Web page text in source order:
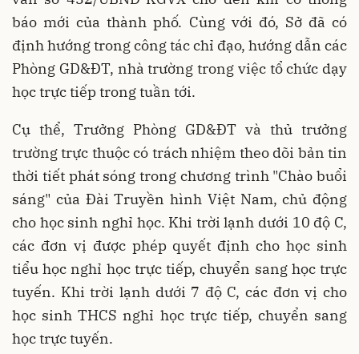
báo mới của thành phố. Cùng với đó, Sở đã có
định hướng trong công tác chỉ đạo, hướng dẫn các
Phòng GD&ĐT, nhà trường trong việc tổ chức dạy
học trực tiếp trong tuần tới.
Cụ thể, Trưởng Phòng GD&ĐT và thủ trưởng
trường trực thuộc có trách nhiệm theo dõi bản tin
thời tiết phát sóng trong chương trình "Chào buổi
sáng" của Đài Truyền hình Việt Nam, chủ động
cho học sinh nghỉ học. Khi trời lạnh dưới 10 độ C,
các đơn vị được phép quyết định cho học sinh
tiểu học nghỉ học trực tiếp, chuyển sang học trực
tuyến. Khi trời lạnh dưới 7 độ C, các đơn vị cho
học sinh THCS nghỉ học trực tiếp, chuyển sang
học trực tuyến.